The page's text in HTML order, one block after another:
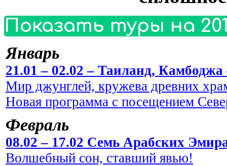
Показать туры на
Январь
21.01 – 02.02 – Таиланд,
Мир джунглей, кружева древних
Новая программа с посещением
Февраль
08.02 – 17.02 Семь Арабских
Волшебный сон, ставший явью!